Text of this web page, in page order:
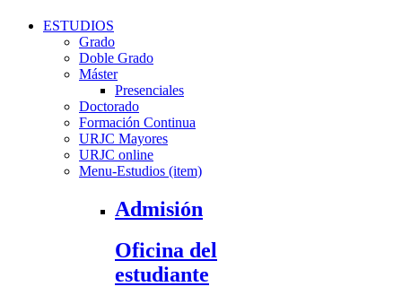
ESTUDIOS
Grado
Doble Grado
Máster
Presenciales
Doctorado
Formación Continua
URJC Mayores
URJC online
Menu-Estudios (item)
Admisión
Oficina del
estudiante